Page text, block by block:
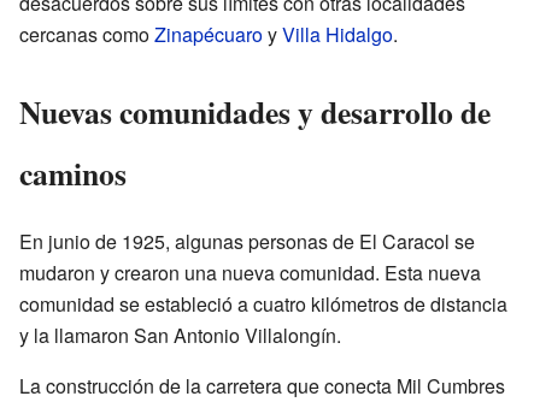
cercanas comoZinapécuaroyVilla Hidalgo.
Nuevas comunidades y desarrollo de
caminos
En junio de 1925, algunas personas de El Caracol se
mudaron y crearon una nueva comunidad. Esta nueva
comunidad se estableció a cuatro kilómetros de distancia
y la llamaron San Antonio Villalongín.
La construcción de la carretera que conecta Mil Cumbres